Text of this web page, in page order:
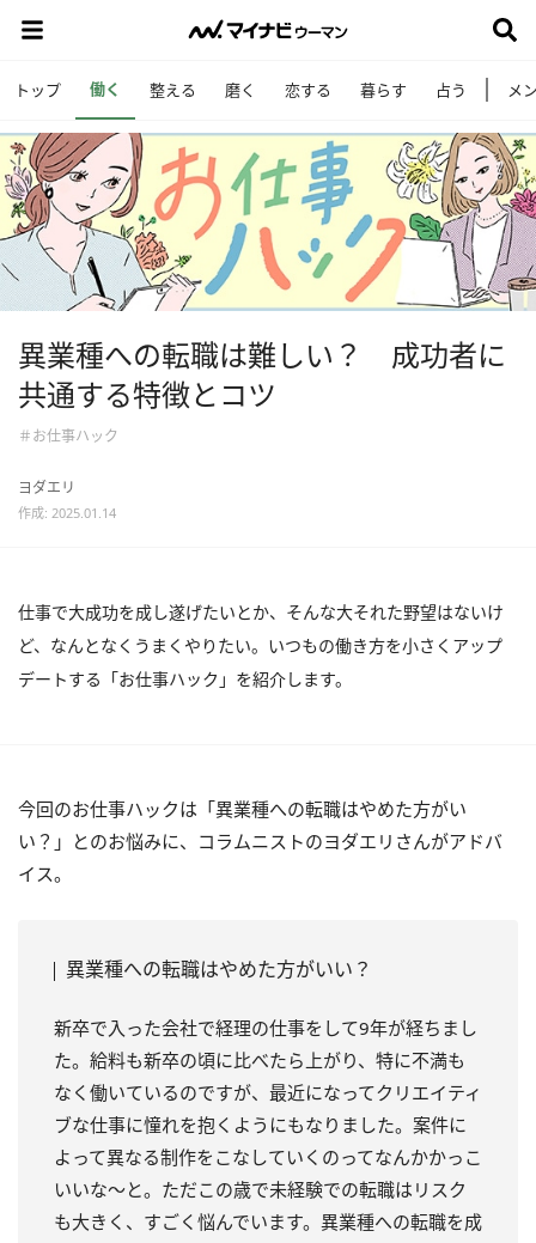
トップ 働く 整える 磨く 恋する 暮らす 占う メ
異業種への転職は難しい？ 成功者に
共通する特徴とコツ
＃お仕事ハック
ヨダエリ
作成: 2025.01.14
仕事で大成功を成し遂げたいとか、そんな大それた野望はないけ
ど、なんとなくうまくやりたい。いつもの働き方を小さくアップ
デートする「お仕事ハック」を紹介します。
今回のお仕事ハックは「異業種への転職はやめた方がい
い？」とのお悩みに、コラムニストのヨダエリさんがアドバ
イス。
異業種への転職はやめた方がいい？
新卒で入った会社で経理の仕事をして9年が経ちまし
た。給料も新卒の頃に比べたら上がり、特に不満も
なく働いているのですが、最近になってクリエイティ
ブな仕事に憧れを抱くようにもなりました。案件に
よって異なる制作をこなしていくのってなんかかっこ
いいな～と。ただこの歳で未経験での転職はリスク
も大きく、すごく悩んでいます。異業種への転職を成